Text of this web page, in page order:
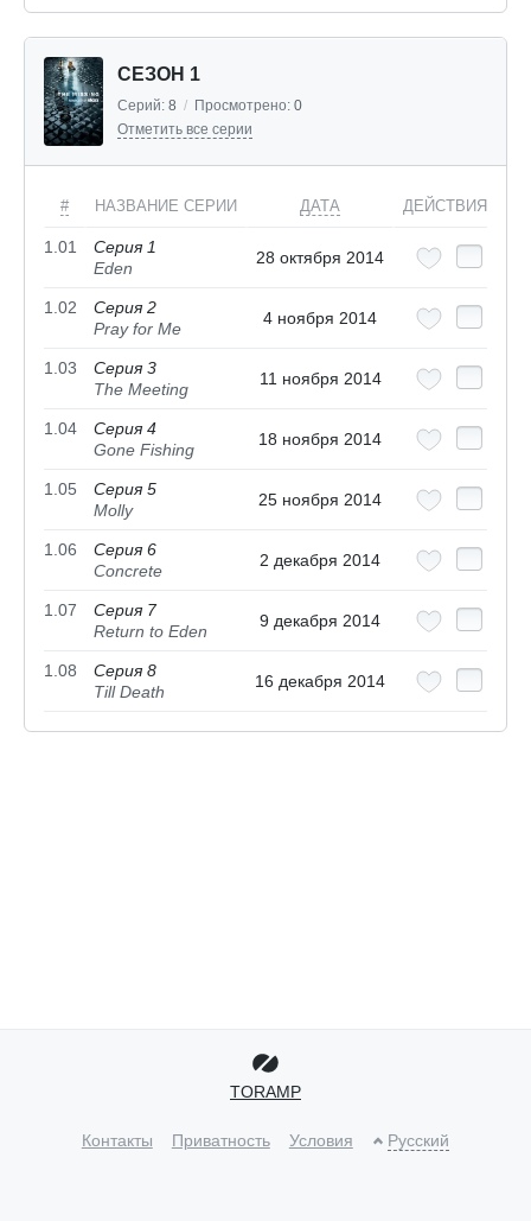
СЕЗОН 1
Серий: 8 / Просмотрено: 0
Отметить все серии
# НАЗВАНИЕ СЕРИИ ДАТА ДЕЙСТВИЯ
1.01
Серия 1
Eden
28 октября 2014
1.02
Серия 2
Pray for Me
4 ноября 2014
1.03
Серия 3
The Meeting
11 ноября 2014
1.04
Серия 4
Gone Fishing
18 ноября 2014
1.05
Серия 5
Molly
25 ноября 2014
1.06
Серия 6
Concrete
2 декабря 2014
1.07
Серия 7
Return to Eden
9 декабря 2014
1.08
Серия 8
Till Death
16 декабря 2014
TORAMP
Контакты Приватность Условия Русский